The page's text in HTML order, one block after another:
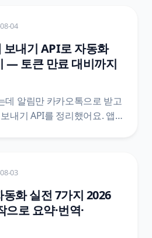
리 어긋나는 지점은
근거로 정리했어요.
04
보내기 API로 자동화
— 토큰 만료 대비까지
데 알림만 카카오톡으로 받고
내기 API를 정리했어요. 앱
문서 기준으로 담았습니다.
03
화 실전 7가지 2026
로 요약·번역·